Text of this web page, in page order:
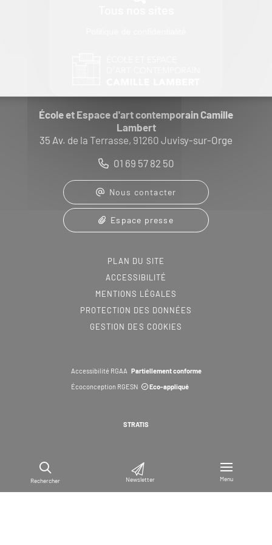
Rechercher Newsletter Menu
École et Espace d'art contemporain Camille
Lambert
35 Av. de la Terrasse, 91260 Juvisy-sur-Orge
01 69 57 82 50
Nous contacter
Espace presse
PLAN DU SITE
ACCESSIBILITÉ
MENTIONS LÉGALES
PROTECTION DES DONNÉES
GESTION DES COOKIES
Accessibilité RGAA Partiellement conforme
Écoconception RGESN
Eco-appliqué
STRATIS